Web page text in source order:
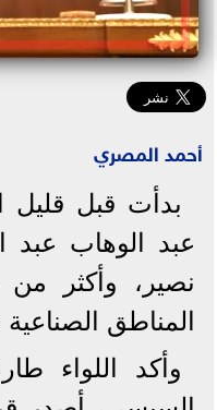
أحمد المصري
بدأت قبل قليل
عبد الوهاب عبد
نصير، وأكثر
المناطق
وأكد اللواء